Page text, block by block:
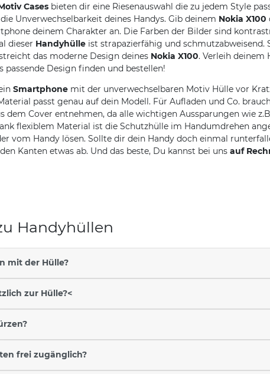
Cases bieten dir eine Riesenauswahl die zu jedem Style
Unverwechselbarkeit deines Handys. Gib deinem Nokia X100
deinem Charakter an. Die Farben der Bilder sind
dieser Handyhülle ist strapazierfähig und schmutzabweisend.
das moderne Design deines Nokia X100. Verleih deinem
passende Design finden und bestellen!
Smartphone mit der unverwechselbaren Motiv Hülle vor
passt genau auf dein Modell. Für Aufladen und Co.
dem Cover entnehmen, da alle wichtigen Aussparungen wie
flexiblem Material ist die Schutzhülle im Handumdrehen
vom Handy lösen. Sollte dir dein Handy doch einmal
Kanten etwas ab. Und das beste, Du kannst bei uns auf
Handyhüllen
mit der Hülle?
zur Hülle?<
frei zugänglich?